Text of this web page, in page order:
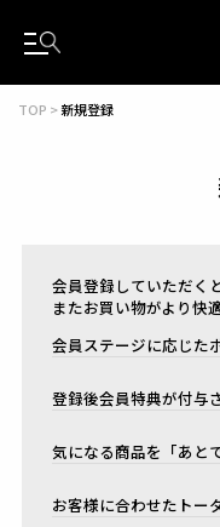
TOP 新規登録
会員登録していただく
またお買い物がより快
会員ステージに応じた
登録後会員特典が付与
気になる商品を「あと
お客様に合わせたトー